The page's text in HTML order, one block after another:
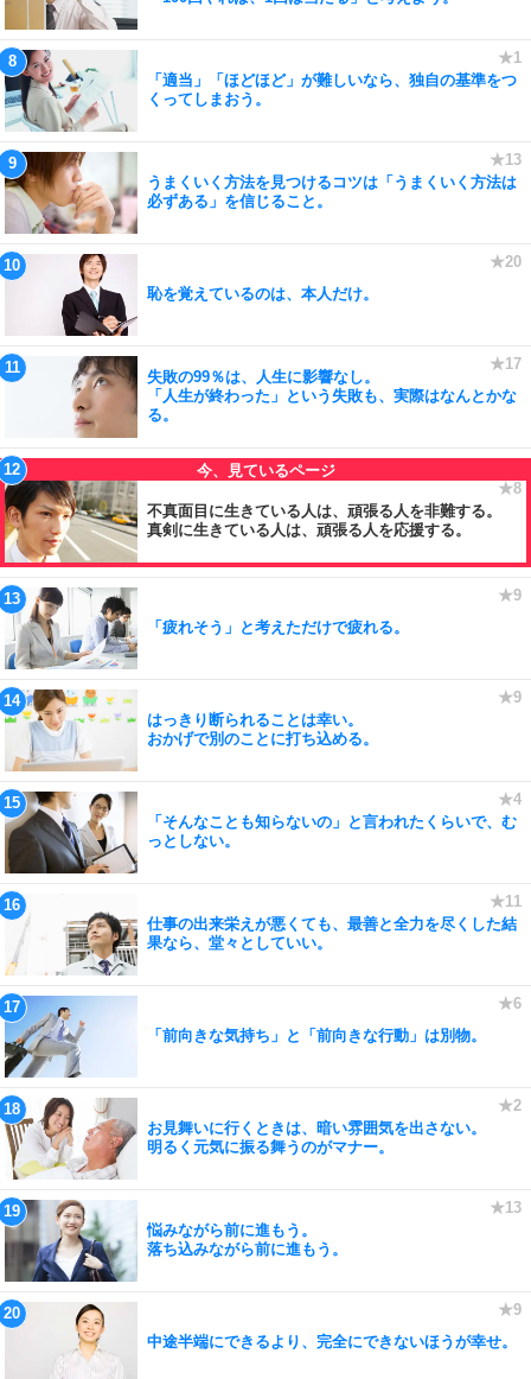
「適当」「ほどほど」が難しいなら、独自の基準をつ
くってしまおう。
うまくいく方法を見つけるコツは「うまくいく方法は
必ずある」を信じること。
恥を覚えているのは、本人だけ。
失敗の99％は、人生に影響なし。
「人生が終わった」という失敗も、実際はなんとかな
る。
不真面目に生きている人は、頑張る人を非難する。
真剣に生きている人は、頑張る人を応援する。
「疲れそう」と考えただけで疲れる。
はっきり断られることは幸い。
おかげで別のことに打ち込める。
「そんなことも知らないの」と言われたくらいで、む
っとしない。
仕事の出来栄えが悪くても、最善と全力を尽くした結
果なら、堂々としていい。
「前向きな気持ち」と「前向きな行動」は別物。
お見舞いに行くときは、暗い雰囲気を出さない。
明るく元気に振る舞うのがマナー。
悩みながら前に進もう。
落ち込みながら前に進もう。
中途半端にできるより、完全にできないほうが幸せ。